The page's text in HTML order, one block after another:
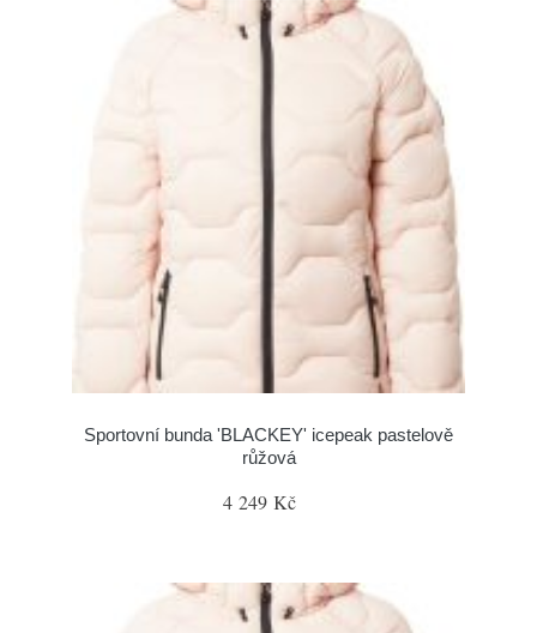
Sportovní bunda 'BLACKEY' icepeak pastelově
růžová
4 249 Kč